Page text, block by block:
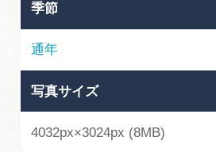
動画ライブラリー
お問い合わせ
季節
通年
写真サイズ
4032px×3024px (8MB)